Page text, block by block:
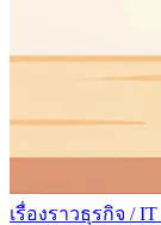
เรื่องราวธุรกิจ / IT